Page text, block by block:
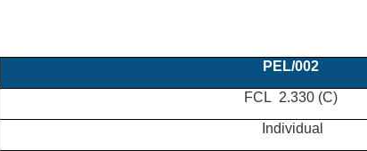
PEL/002
FCL 2.330 (C)
Individual